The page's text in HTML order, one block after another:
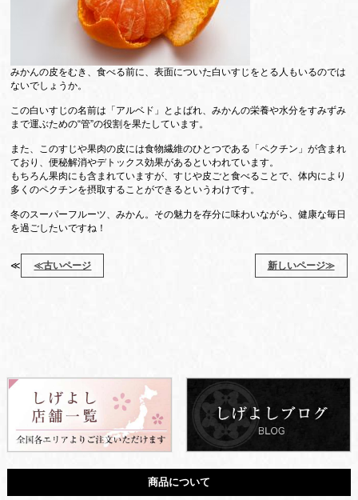
みかんの皮をむき、食べる前に、表面についた白いすじをとる人もいるのでは
ないでしょうか。
この白いすじの名前は「アルベド」とよばれ、みかんの栄養や水分をすみずみ
まで運ぶための“管”の役割を果たしています。
また、このすじや果肉の皮には食物繊維のひとつである「ペクチン」が含まれ
ており、便秘解消やデトックス効果があるといわれています。
もちろん果肉にも含まれていますが、すじや皮ごと食べることで、体内により
多くのペクチンを摂取することができるというわけです。
冬のスーパーフルーツ、みかん。その魅力を存分に味わいながら、健康な毎日
を過ごしたいですね！
≪ ≪古いページ 新しいページ≫
商品について